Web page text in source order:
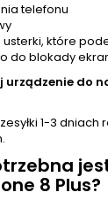
telefonu
które
do blokady
urządzenie do
1-3
8 Plus?